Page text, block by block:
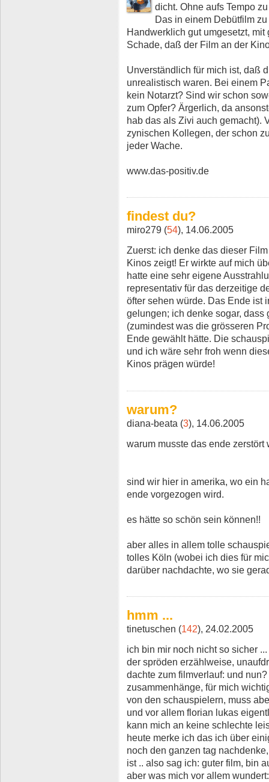
dicht. Ohne aufs Tempo
Das in einem Debütfilm
Handwerklich gut umgesetzt,
Schade, daß der Film an der
Unverständlich für mich ist, daß
unrealistisch waren. Bei einem
kein Notarzt? Sind wir schon
zum Opfer? Ärgerlich, da
hab das als Zivi auch gemacht).
zynischen Kollegen, der schon
jeder Wache.
www.das-positiv.de
findest du?
miro279 (54), 14.06.2005
Zuerst: ich denke das dieser
Kinos zeigt! Er wirkte auf mich
hatte eine sehr eigene
representativ für das derzeitige
öfter sehen würde. Das Ende ist
gelungen; ich denke sogar,
(zumindest was die grösseren
Ende gewählt hätte. Die
und ich wäre sehr froh wenn
Kinos prägen würde!
warum?
diana-beata (3), 14.06.2005
warum musste das ende zerstört
sind wir hier in amerika, wo ein
ende vorgezogen wird.
es hätte so schön sein können!!
aber alles in allem tolle
tolles Köln (wobei ich dies für
darüber nachdachte, wo sie
hmm ...
tinetuschen (142), 24.02.2005
ich bin mir noch nicht so sicher
der spröden erzählweise,
dachte zum filmverlauf: und
zusammenhänge, für mich
von den schauspielern, muss
und vor allem florian lukas
kann mich an keine schlechte
heute merke ich das ich über
noch den ganzen tag
ist .. also sag ich: guter film, bin
aber was mich vor allem